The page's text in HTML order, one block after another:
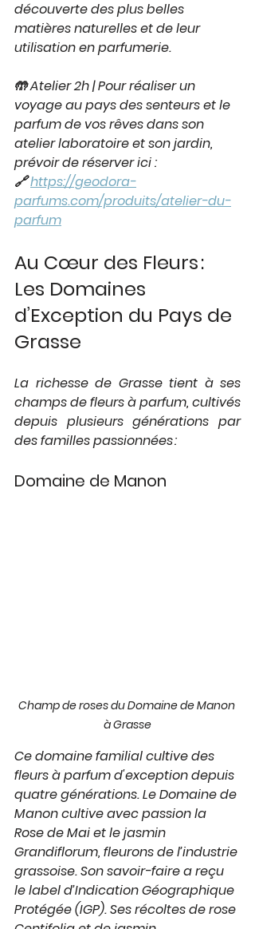
découverte des plus belles
matières naturelles et de leur
utilisation en parfumerie.
🤲 Atelier 2h | Pour réaliser un
voyage au pays des senteurs et le
parfum de vos rêves dans son
atelier laboratoire et son jardin,
prévoir de réserver ici :
🔗 https://geodora-
parfums.com/produits/atelier-du-
parfum
Au Cœur des Fleurs :
Les Domaines
d’Exception du Pays de
Grasse
La richesse de Grasse tient à ses
champs de fleurs à parfum, cultivés
depuis plusieurs générations par
des familles passionnées :
Domaine de Manon
Champ de roses du Domaine de Manon
à Grasse
Ce domaine familial cultive des
fleurs à parfum d'exception depuis
quatre générations. Le Domaine de
Manon cultive avec passion la
Rose de Mai et le jasmin
Grandiflorum, fleurons de l’industrie
grassoise. Son savoir-faire a reçu
le label d’Indication Géographique
Protégée (IGP). Ses récoltes de rose